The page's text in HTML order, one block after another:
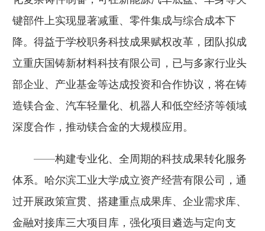
键部件上实现显著减重、零件集成与综合成本下
降。得益于学校职务科技成果赋权改革，团队拟成
立重庆国铸新材料科技有限公司，已与多家行业头
部企业、产业基金等达成投资和合作协议，将在铸
造镁合金、汽车轻量化、机器人和低空经济等领域
深度合作，推动镁合金的大规模应用。
——构建专业化、全周期的科技成果转化服务
体系。哈尔滨工业大学成立资产经营有限公司，通
过开展政策宣贯、搭建重点成果库、企业需求库、
金融对接库三大项目库，强化项目遴选与定向支